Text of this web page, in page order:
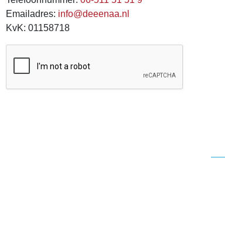
Emailadres: info@deeenaa.nl
KvK: 01158718